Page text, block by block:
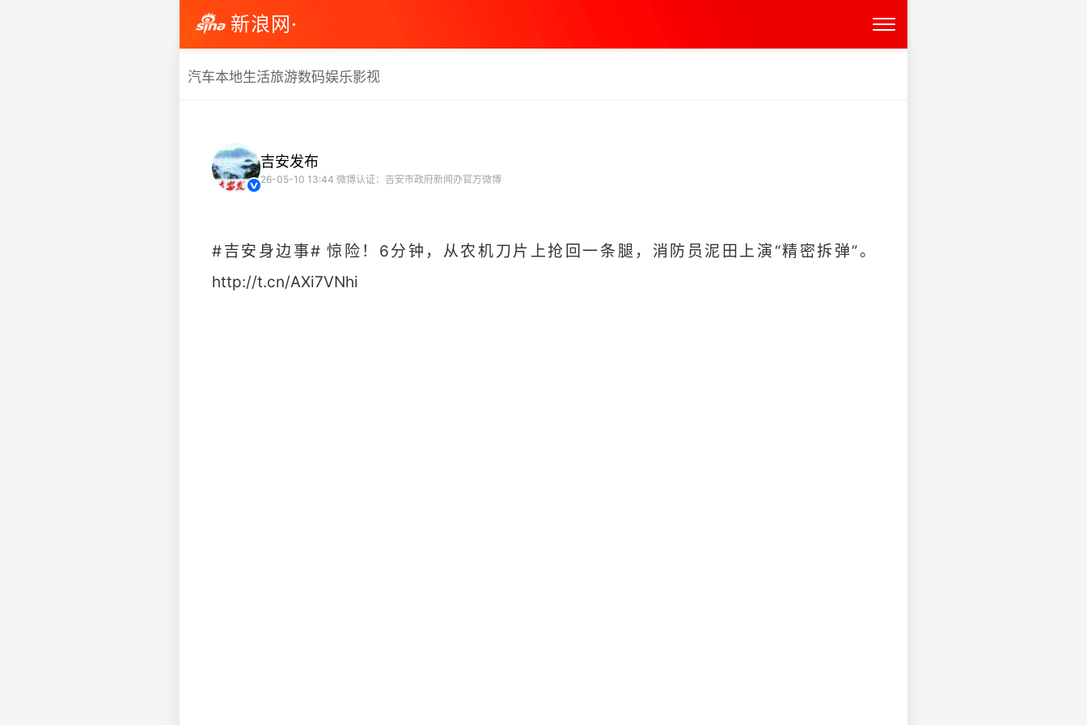
新浪网·
汽车本地生活旅游数码娱乐影视
吉安发布
26-05-10 13:44 微博认证：吉安市政府新闻办官方微博
#吉安身边事# 惊险！6分钟，从农机刀片上抢回一条腿，消防员泥田上演“精密拆弹”。
http://t.cn/AXi7VNhi ​